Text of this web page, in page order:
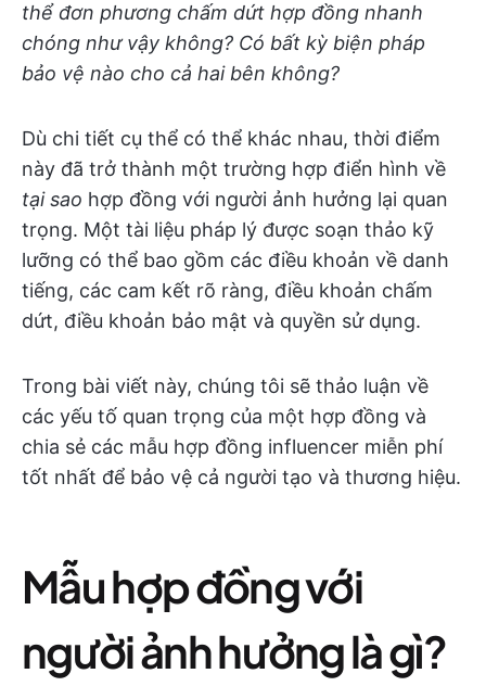
thể đơn phương chấm dứt hợp đồng nhanh
chóng như vậy không? Có bất kỳ biện pháp
bảo vệ nào cho cả hai bên không?
Dù chi tiết cụ thể có thể khác nhau, thời điểm
này đã trở thành một trường hợp điển hình về
tại sao hợp đồng với người ảnh hưởng lại quan
trọng. Một tài liệu pháp lý được soạn thảo kỹ
lưỡng có thể bao gồm các điều khoản về danh
tiếng, các cam kết rõ ràng, điều khoản chấm
dứt, điều khoản bảo mật và quyền sử dụng.
Trong bài viết này, chúng tôi sẽ thảo luận về
các yếu tố quan trọng của một hợp đồng và
chia sẻ các mẫu hợp đồng influencer miễn phí
tốt nhất để bảo vệ cả người tạo và thương hiệu.
Mẫu hợp đồng với
người ảnh hưởng là gì?